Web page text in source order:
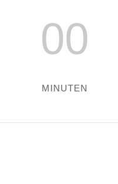
00
MINUTEN